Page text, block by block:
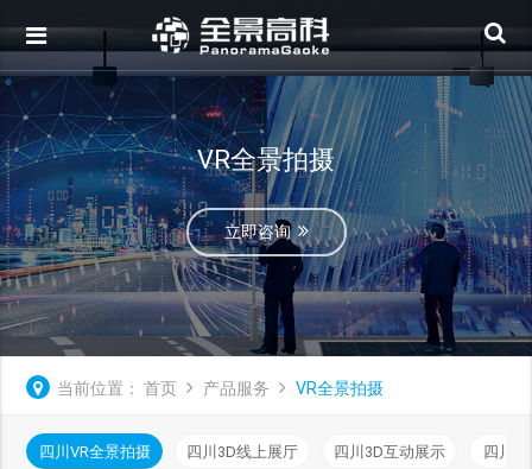
VR全景拍摄
立即咨询
当前位置： 首页 产品服务 VR全景拍摄
四川VR全景拍摄 四川3D线上展厅 四川3D互动展示 四川